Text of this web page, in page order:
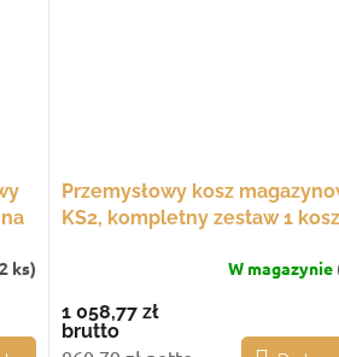
ks)
Przemysłowy kosz
KS2, kompletny zestaw 1
W magazynie
1 058,77 zł
brutto